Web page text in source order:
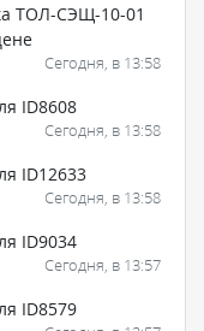
ТОЛ-СЭЩ-10-01
Сегодня, в 13:58
ID8608
Сегодня, в 13:58
ID12633
Сегодня, в 13:58
ID9034
Сегодня, в 13:57
ID8579